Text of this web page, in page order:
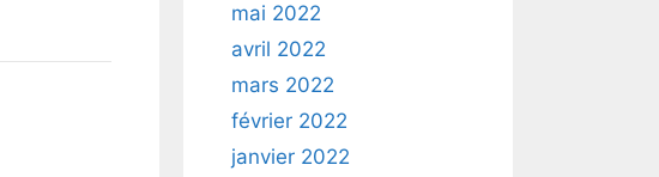
mai 2022
avril 2022
mars 2022
février 2022
janvier 2022